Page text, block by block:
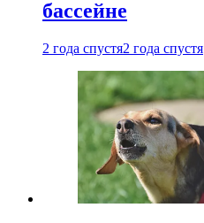
бассейне
2 года спустя2 года спустя